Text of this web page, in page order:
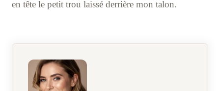
en tête le petit trou laissé derrière mon talon.